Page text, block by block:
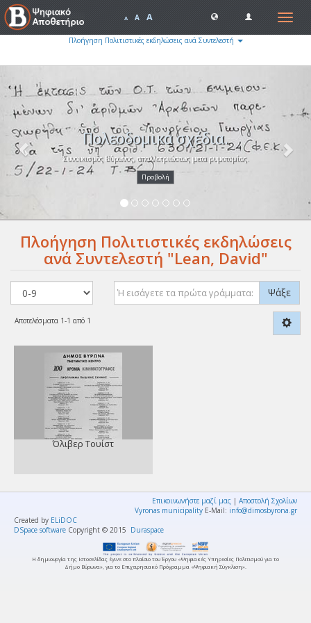
Toggle
A A A
Πλοήγηση Πολιτιστικές εκδηλώσεις ανά Συντελεστή
Πολεοδομικά σχέδια.
Συνοικισμός Βύρωνος, απαλλοτριώσεως μετα ρυμοτομίας.
Προβολή
Πλοήγηση Πολιτιστικές εκδηλώσεις
ανά Συντελεστή "Lean, David"
Ψάξε
Αποτελέσματα 1-1 από 1
Όλιβερ Τουίστ
Επικοινωνήστε μαζί μας | Αποστολή Σχολίων
Vyronas municipality E-Mail: info@dimosbyrona.gr
Created by ELiDOC
DSpace software Copyright © 2015 Duraspace
Η δημιουργία της Ιστοσελίδας έγινε στο πλαίσιο του Έργου «Ψηφιακές Υπηρεσίες Πολιτισμού για το
Δήμο Βύρωνα», για το Επιχειρησιακό Πρόγραμμα «Ψηφιακή Σύγκλιση».